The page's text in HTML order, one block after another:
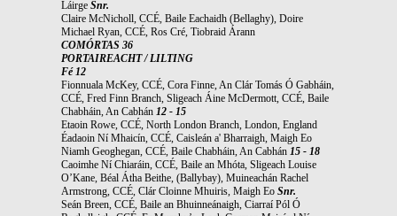
Láirge Snr.
Claire McNicholl, CCÉ, Baile Eachaidh (Bellaghy), Doire
Michael Ryan, CCÉ, Ros Cré, Tiobraid Árann
COMÓRTAS 36
PORTAIREACHT / LILTING
Fé 12
Fionnuala McKey, CCÉ, Cora Finne, An Clár Tomás Ó Gabháin,
CCÉ, Fred Finn Branch, Sligeach Áine McDermott, CCÉ, Baile
Chabháin, An Cabhán 12 - 15
Etaoin Rowe, CCÉ, North London Branch, London, England
Éadaoin Ní Mhaicín, CCÉ, Caisleán a' Bharraigh, Maigh Eo
Niamh Geoghegan, CCÉ, Baile Chabháin, An Cabhán 15 - 18
Caoimhe Ní Chiaráin, CCÉ, Baile an Mhóta, Sligeach Louise
O’Kane, Béal Átha Beithe, (Ballybay), Muineachán Rachel
Armstrong, CCÉ, Clár Cloinne Mhuiris, Maigh Eo Snr.
Seán Breen, CCÉ, Baile an Bhuinneánaigh, Ciarraí Pól Ó